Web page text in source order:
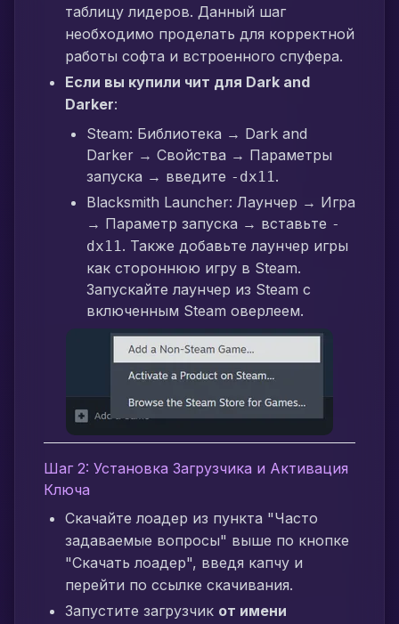
таблицу лидеров. Данный шаг
необходимо проделать для корректной
работы софта и встроенного спуфера.
Если вы купили чит для Dark and
Darker:
Steam: Библиотека → Dark and
Darker → Свойства → Параметры
запуска → введите -dx11.
Blacksmith Launcher: Лаунчер → Игра
→ Параметр запуска → вставьте -
dx11. Также добавьте лаунчер игры
как стороннюю игру в Steam.
Запускайте лаунчер из Steam с
включенным Steam оверлеем.
Шаг 2: Установка Загрузчика и Активация
Ключа
Скачайте лоадер из пункта "Часто
задаваемые вопросы" выше по кнопке
"Скачать лоадер", введя капчу и
перейти по ссылке скачивания.
Запустите загрузчик от имени